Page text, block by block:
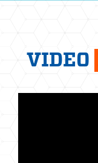
VIDEO